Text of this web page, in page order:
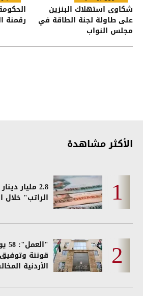
شكاوى استهلاك البنزين
على طاولة لجنة الطاقة في
مجلس النواب
رقمنة
الأكثر مشاهدة
2.8 مليار
الراتب" خلال
قوننة
الأردنية